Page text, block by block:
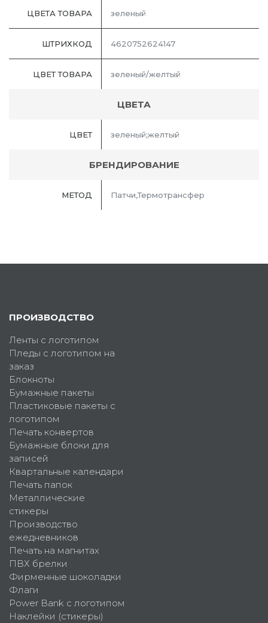
ЦВЕТА ТОВАРА зеленый
ШТРИХКОД 4620752624147
ЦВЕТ ТОВАРА зеленый/желтый
ЦВЕТА
ЦВЕТ зеленый;желтый
БРЕНДИРОВАНИЕ
МЕТОД Патчи,Термотрансфер
ПРОИЗВОДСТВО
Ленты с логотипом
Пледы с логотипом на
заказ
Блокноты
Бумажные пакеты
Пластиковые пакеты с
логотипом
Печать конвертов
Бумажные блоки для
записей
Квартальные календари
Печать папок
Металлические
стикеры
Производство
ежедневников
Печать на магнитах
ПВХ брелки
Фирменные шоколадки
Флаги
Power Bank с логотипом
Наклейки (стикеры)